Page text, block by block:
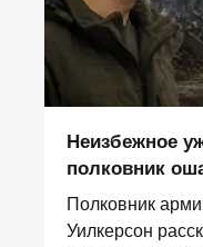
Неизбежное
полковник
Полковник
Уилкерсон